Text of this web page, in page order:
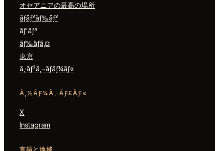
オセアニアの最高の場所
ãƒ­ãƒ³ãƒ‰ãƒ³
ãƒ‘ãƒª
ãƒ‰ãƒã‚¤
東京
ã‚·ãƒ³ã‚¬ãƒãƒ¼ãƒ«
Ã‚½ÃƑ¼Ã‚·ÃƑ£ÃƑ«
X
Instagram
言語と地域